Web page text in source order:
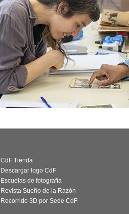
CdF Tienda
Descargar logo CdF
Escuelas de fotografía
Revista Sueño de la Razón
Recorrido 3D por Sede CdF